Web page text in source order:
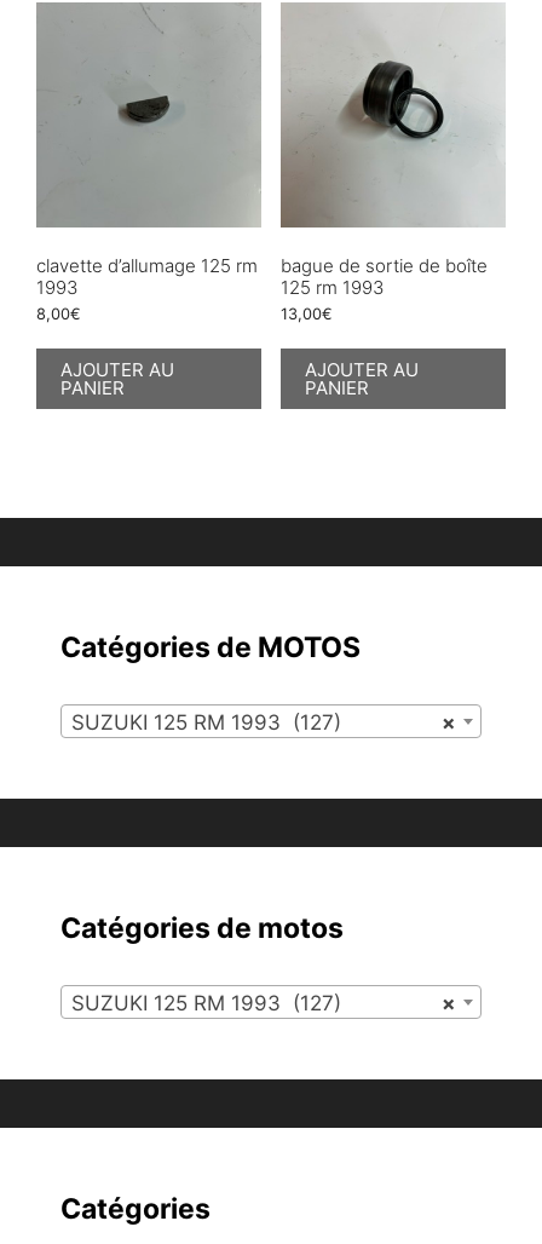
clavette d’allumage 125 rm
1993
8,00€
AJOUTER AU
PANIER
bague de sortie de boîte
125 rm 1993
13,00€
AJOUTER AU
PANIER
Catégories de MOTOS
×
SUZUKI 125 RM 1993 (127)
Catégories de motos
×
SUZUKI 125 RM 1993 (127)
Catégories